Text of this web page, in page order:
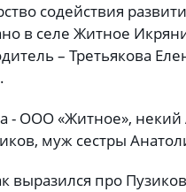
содействия
в селе Житное
– Третьякова
- ООО «Житное»,
муж сестры
выразился про